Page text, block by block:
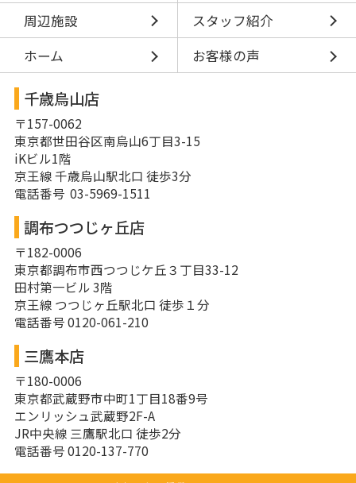
周辺施設
スタッフ紹介
ホーム
お客様の声
千歳烏山店
〒157-0062
東京都世田谷区南烏山6丁目3-15
iKビル1階
京王線 千歳烏山駅北口 徒歩3分
電話番号 03-5969-1511
調布つつじヶ丘店
〒182-0006
東京都調布市西つつじケ丘３丁目33-12
田村第一ビル 3階
京王線 つつじヶ丘駅北口 徒歩１分
電話番号 0120-061-210
三鷹本店
〒180-0006
東京都武蔵野市中町1丁目18番9号
エンリッシュ武蔵野2F-A
JR中央線 三鷹駅北口 徒歩2分
電話番号 0120-137-770